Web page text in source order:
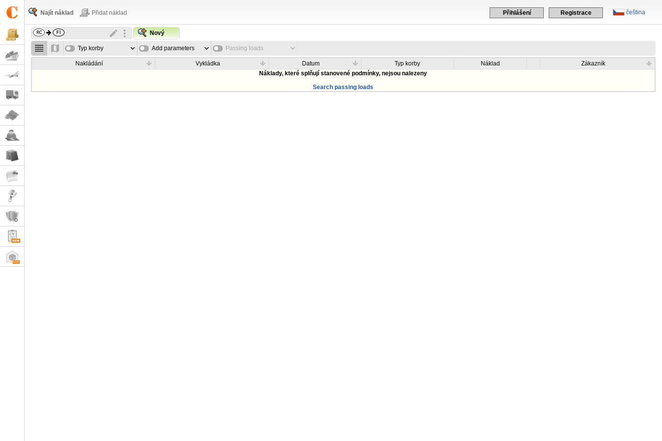
čeština
Přihlášení Registrace
Najít náklad Přidat náklad
Nový
Typ korby Add parameters Passing loads
Nakládání Vykládka Datum Typ korby Náklad
Zákazník
Náklady, které splňují stanovené podmínky, nejsou nalezeny
Search passing loads